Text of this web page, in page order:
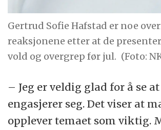
Gertrud Sofie Hafstad er noe
reaksjonene etter at de
vold og overgrep før jul. (Foto:
– Jeg er veldig glad for å se
engasjerer seg. Det viser at
opplever temaet som viktig.